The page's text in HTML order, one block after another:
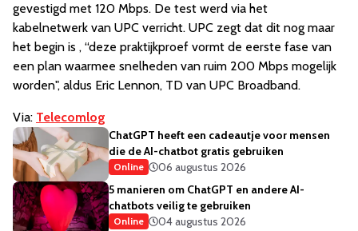
gevestigd met 120 Mbps. De test werd via het
kabelnetwerk van UPC verricht. UPC zegt dat dit nog maar
het begin is , “deze praktijkproef vormt de eerste fase van
een plan waarmee snelheden van ruim 200 Mbps mogelijk
worden", aldus Eric Lennon, TD van UPC Broadband.
Via: Telecomlog
ChatGPT heeft een cadeautje voor mensen
die de AI-chatbot gratis gebruiken
Online
06 augustus 2026
5 manieren om ChatGPT en andere AI-
chatbots veilig te gebruiken
Online
04 augustus 2026